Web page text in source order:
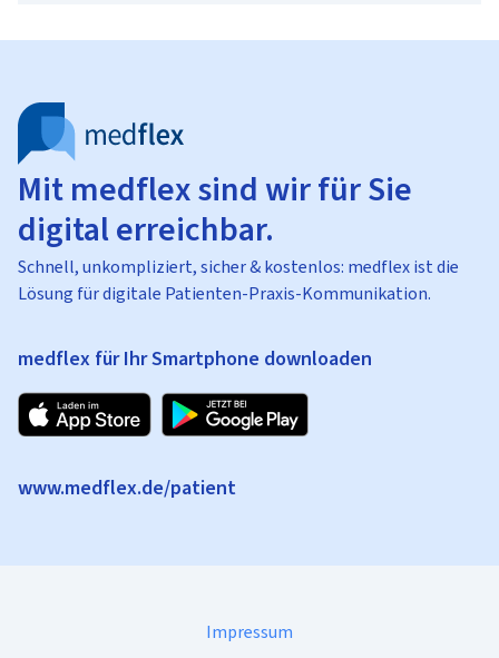
Mit medflex sind wir für Sie
digital erreichbar.
Schnell, unkompliziert, sicher & kostenlos: medflex ist die
Lösung für digitale Patienten-Praxis-Kommunikation.
medflex für Ihr Smartphone downloaden
www.medflex.de/patient
Impressum